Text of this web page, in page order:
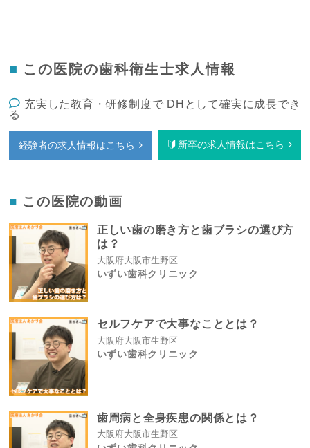
この医院の歯科衛生士求人情報
充実した教育・研修制度で DHとして確実に成長でき
る
経験者の求人情報はこちら 新卒の求人情報はこちら
この医院の動画
正しい歯の磨き方と歯ブラシの選び方
は？
大阪府大阪市生野区
いずい歯科クリニック
セルフケアで大事なこととは？
大阪府大阪市生野区
いずい歯科クリニック
歯周病と全身疾患の関係とは？
大阪府大阪市生野区